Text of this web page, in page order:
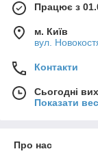
Працює з
м. Київ
вул.
Контакти
Сьогодні
Показати
Про нас